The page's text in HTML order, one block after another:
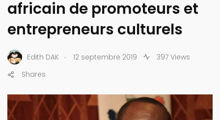
africain de promoteurs et
entrepreneurs culturels
Edith DAK . 12 septembre 2019
397 Views
Shares